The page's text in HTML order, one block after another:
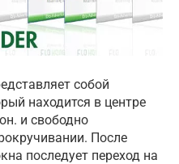
собой
находится в центре
и свободно
После
последует переход на